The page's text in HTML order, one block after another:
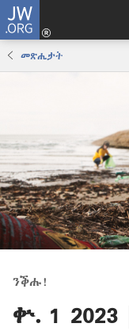
JW.ORG
መጽሔታት
ንቕሑ!
ቍ. 1